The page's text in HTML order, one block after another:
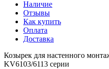
Наличие
Отзывы
Как купить
Оплата
Доставка
Козырек для настенного
KV6103/6113 серии